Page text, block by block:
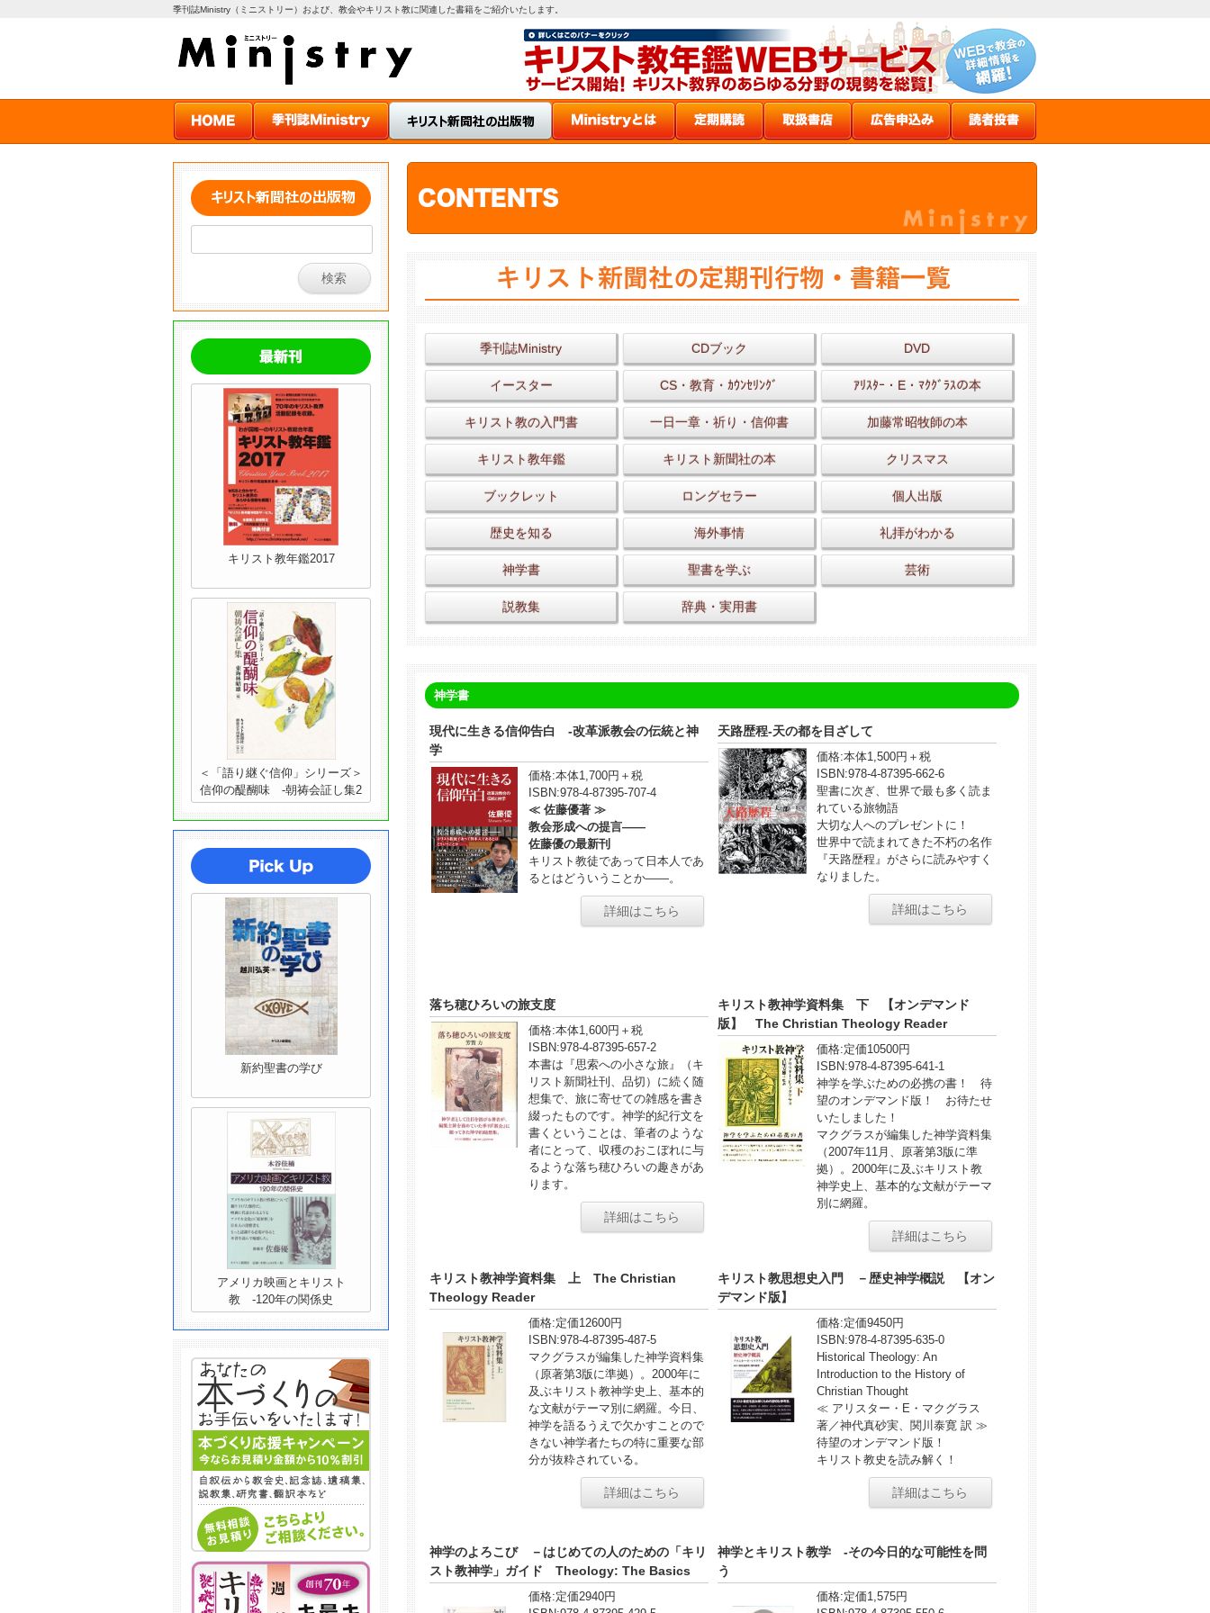
季刊誌Ministry（ミニストリー）および、教会やキリスト教に関連した書籍をご紹介いたします。
季刊誌Ministry CDブック DVD
イースター CS・教育・ｶｳﾝｾﾘﾝｸﾞ ｱﾘｽﾀｰ・E・ﾏｸｸﾞﾗｽの本
キリスト教の入門書 一日一章・祈り・信仰書 加藤常昭牧師の本
キリスト教年鑑 キリスト新聞社の本 クリスマス
ブックレット ロングセラー 個人出版
歴史を知る 海外事情 礼拝がわかる
神学書 聖書を学ぶ 芸術
説教集 辞典・実用書
神学書
現代に生きる信仰告白 -改革派教会の伝統と神
学
価格:本体1,700円＋税
ISBN:978-4-87395-707-4
≪ 佐藤優著 ≫
教会形成への提言――
佐藤優の最新刊
キリスト教徒であって日本人であ
るとはどういうことか――。
詳細はこちら
天路歴程-天の都を目ざして
価格:本体1,500円＋税
ISBN:978-4-87395-662-6
聖書に次ぎ、世界で最も多く読ま
れている旅物語
大切な人へのプレゼントに！
世界中で読まれてきた不朽の名作
『天路歴程』がさらに読みやすく
なりました。
詳細はこちら
落ち穂ひろいの旅支度
価格:本体1,600円＋税
ISBN:978-4-87395-657-2
本書は『思索への小さな旅』（キ
リスト新聞社刊、品切）に続く随
想集で、旅に寄せての雑感を書き
綴ったものです。神学的紀行文を
書くということは、筆者のような
者にとって、収穫のおこぼれに与
るような落ち穂ひろいの趣きがあ
ります。
詳細はこちら
キリスト教神学資料集 下 【オンデマンド
版】 The Christian Theology Reader
価格:定価10500円
ISBN:978-4-87395-641-1
神学を学ぶための必携の書！ 待
望のオンデマンド版！ お待たせ
いたしました！
マクグラスが編集した神学資料集
（2007年11月、原著第3版に準
拠）。2000年に及ぶキリスト教
神学史上、基本的な文献がテーマ
別に網羅。
詳細はこちら
キリスト教神学資料集 上 The Christian
Theology Reader
価格:定価12600円
ISBN:978-4-87395-487-5
マクグラスが編集した神学資料集
（原著第3版に準拠）。2000年に
及ぶキリスト教神学史上、基本的
な文献がテーマ別に網羅。今日、
神学を語るうえで欠かすことので
きない神学者たちの特に重要な部
分が抜粋されている。
詳細はこちら
キリスト教思想史入門 －歴史神学概説 【オン
デマンド版】
価格:定価9450円
ISBN:978-4-87395-635-0
Historical Theology: An
Introduction to the History of
Christian Thought
≪ アリスター・E・マクグラス
著／神代真砂実、関川泰寛 訳 ≫
待望のオンデマンド版！
キリスト教史を読み解く！
詳細はこちら
神学のよろこび －はじめての人のための「キリ
スト教神学」ガイド Theology: The Basics
価格:定価2940円
神学とキリスト教学 -その今日的な可能性を問
う
価格:定価1,575円
キリスト教年鑑2017
＜「語り継ぐ信仰」シリーズ＞
信仰の醍醐味 -朝祷会証し集2
新約聖書の学び
アメリカ映画とキリスト
教 -120年の関係史